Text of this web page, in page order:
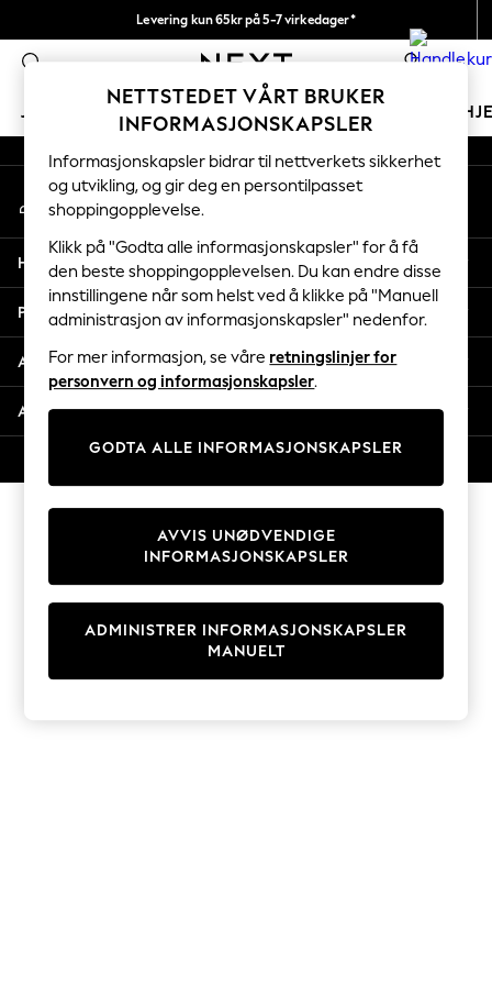
Levering kun 65kr på 5-7 virkedager*
Vi betaler alle tollavgifter 0
JENTER GUTTER BABY KVINNER
GIRLS
New In
50 - 92cm
98 - 110cm
116 - 134cm
140 - 174cm
Trending: Top & Short Sets
Trending: Clogs
Toy Story
THE SET
Coats & Jackets
Sweatshirts & Hoodies
Knitwear
Cardigans
Dresses
Sets & Outfits
T-Shirts
An error occurred on client
Våre sosiale nettverk
Min konto
Logg inn på kontoen din
Hjelp
Personvern & Juridisk
Avdelinger
Andre tjenester
NETTSTEDET VÅRT BRUKER
INFORMASJONSKAPSLER
Informasjonskapsler bidrar til nettverkets sikkerhet
og utvikling, og gir deg en persontilpasset
shoppingopplevelse.
Klikk på "Godta alle informasjonskapsler" for å få
den beste shoppingopplevelsen. Du kan endre disse
innstillingene når som helst ved å klikke på "Manuell
administrasjon av informasjonskapsler" nedenfor.
For mer informasjon, se våre retningslinjer for
personvern og informasjonskapsler.
GODTA ALLE INFORMASJONSKAPSLER
ADMINISTRER INFORMASJONSKAPSLER
MANUELT
AVVIS UNØDVENDIGE
INFORMASJONSKAPSLER